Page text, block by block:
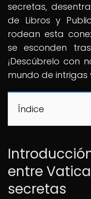
secretas,
de Libros y
rodean esta
se esconden
¡Descúbrelo con
mundo de intrigas
Índice
entre
secretas